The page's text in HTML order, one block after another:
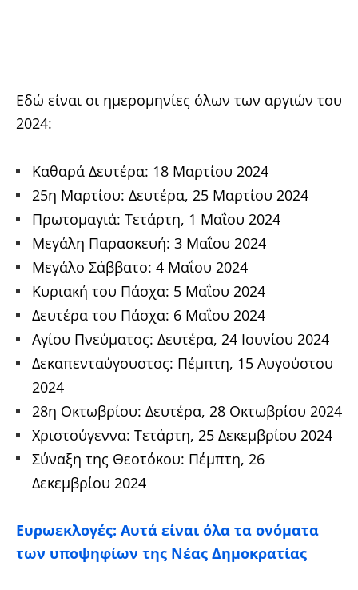
Εδώ είναι οι ημερομηνίες όλων των αργιών του
2024:
Καθαρά Δευτέρα: 18 Μαρτίου 2024
25η Μαρτίου: Δευτέρα, 25 Μαρτίου 2024
Πρωτομαγιά: Τετάρτη, 1 Μαΐου 2024
Μεγάλη Παρασκευή: 3 Μαΐου 2024
Μεγάλο Σάββατο: 4 Μαΐου 2024
Κυριακή του Πάσχα: 5 Μαΐου 2024
Δευτέρα του Πάσχα: 6 Μαΐου 2024
Αγίου Πνεύματος: Δευτέρα, 24 Ιουνίου 2024
Δεκαπενταύγουστος: Πέμπτη, 15 Αυγούστου
2024
28η Οκτωβρίου: Δευτέρα, 28 Οκτωβρίου 2024
Χριστούγεννα: Τετάρτη, 25 Δεκεμβρίου 2024
Σύναξη της Θεοτόκου: Πέμπτη, 26
Δεκεμβρίου 2024
Ευρωεκλογές: Αυτά είναι όλα τα ονόματα
των υποψηφίων της Νέας Δημοκρατίας